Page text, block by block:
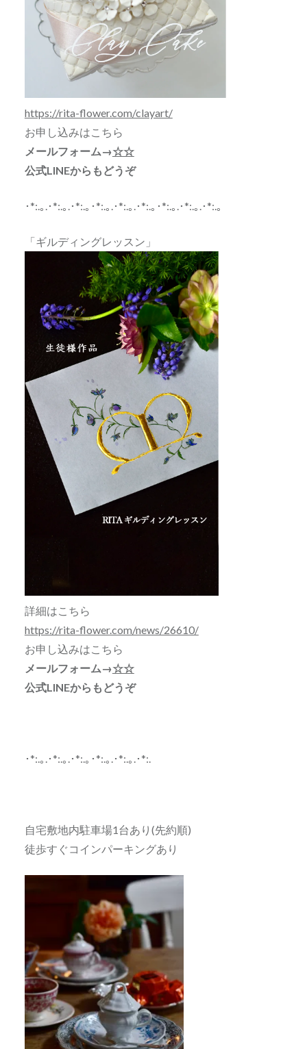
https://rita-flower.com/clayart/
お申し込みはこちら
メールフォーム→☆☆
公式LINEからもどうぞ
･*:.｡.･*:.｡.･*:.｡･*:.｡.･*:.｡.･*:.｡･*:.｡.･*:.｡.･*:.｡
「ギルディングレッスン」
詳細はこちら
https://rita-flower.com/news/26610/
お申し込みはこちら
メールフォーム→☆☆
公式LINEからもどうぞ
･*:.｡.･*:.｡.･*:.｡･*:.｡.･*:.｡.･*:.
自宅敷地内駐車場1台あり(先約順)
徒歩すぐコインパーキングあり